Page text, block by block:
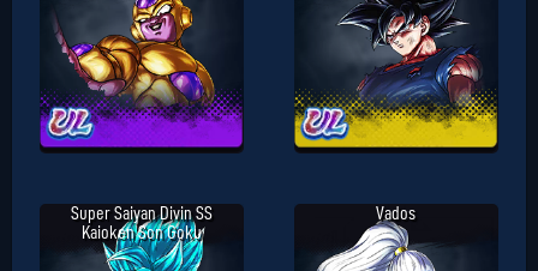
Super Saiyan Divin SS
Kaioken Son Goku
Vados